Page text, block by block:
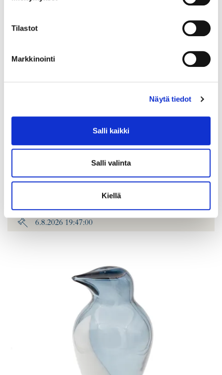
Tilastot
Markkinointi
Näytä tiedot
Salli kaikki
Salli valinta
Kiellä
Titaanirannekello Tissot T-Touch Expet Solar, Ø 45mm,
T091.420.44.051.00, 3 jatkopalaa, takuukortti ja laatikot.
Tarjous:200 € (1)
6.8.2026 19:47:00